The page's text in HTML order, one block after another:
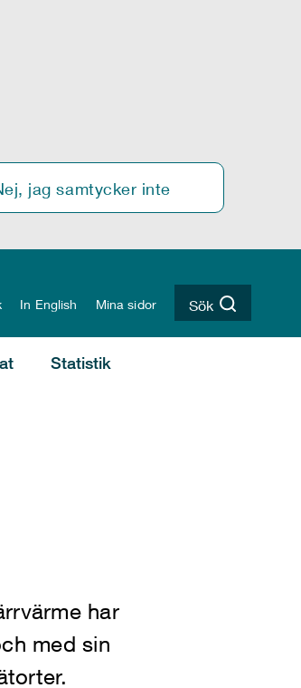
jag samtycker inte
In English Mina sidor Sök
Statistik
har
med sin